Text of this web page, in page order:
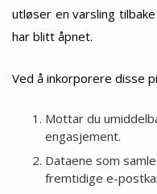
utløser en varsling
har blitt åpnet.
Ved å inkorporere disse
Mottar du
engasjement.
Dataene som
fremtidige e-